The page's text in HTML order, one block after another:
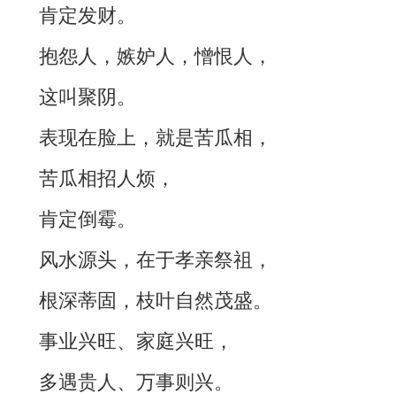
肯定发财。
抱怨人，嫉妒人，憎恨人，
这叫聚阴。
表现在脸上，就是苦瓜相，
苦瓜相招人烦，
肯定倒霉。
风水源头，在于孝亲祭祖，
根深蒂固，枝叶自然茂盛。
事业兴旺、家庭兴旺，
多遇贵人、万事则兴。